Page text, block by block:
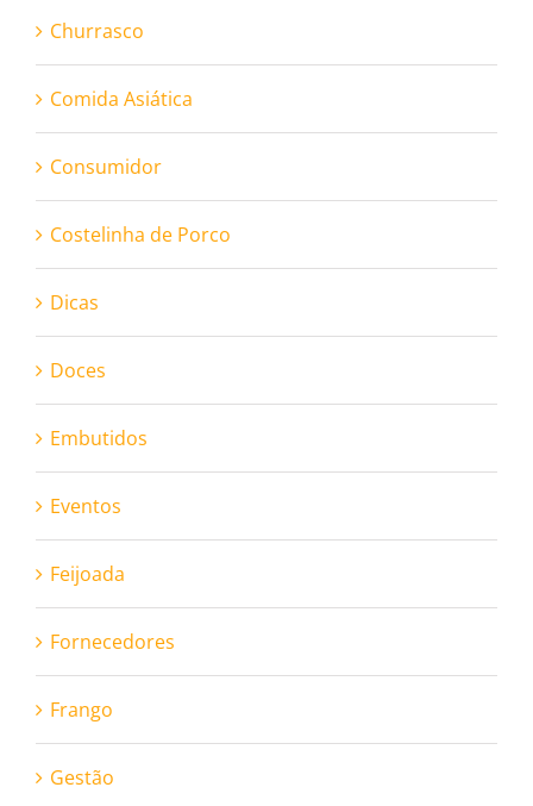
Churrasco
Comida Asiática
Consumidor
Costelinha de Porco
Dicas
Doces
Embutidos
Eventos
Feijoada
Fornecedores
Frango
Gestão